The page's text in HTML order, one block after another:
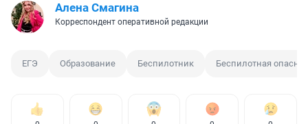
Алена Смагина
Корреспондент оперативной редакции
ЕГЭ Образование Беспилотник Беспилотная